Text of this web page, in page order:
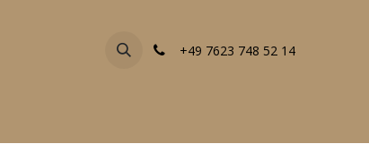
+49 7623 748 52 14